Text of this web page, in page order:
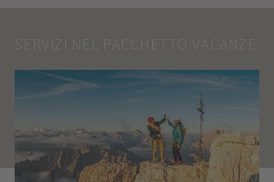
SERVIZI NEL PACCHETTO VACANZE